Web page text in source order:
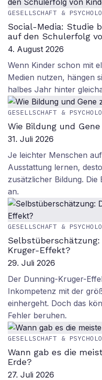
GESELLSCHAFT &
Social-Media: Studie
auf den Schulerfolg
4. August 2026
Wenn Kinder schon mit
Medien nutzen, hängen
halbes Jahr hinter
GESELLSCHAFT &
Wie Bildung und
31. Juli 2026
Je leichter Menschen
Ausstattung lernen,
zusätzlicher Bildung.
an.
GESELLSCHAFT &
Kruger-Effekt?
29. Juli 2026
Der Dunning-Kruger-
Inkompetenz mit der
einhergeht. Doch das
Fehler beruhen.
GESELLSCHAFT &
Wann gab es die
Erde?
27. Juli 2026